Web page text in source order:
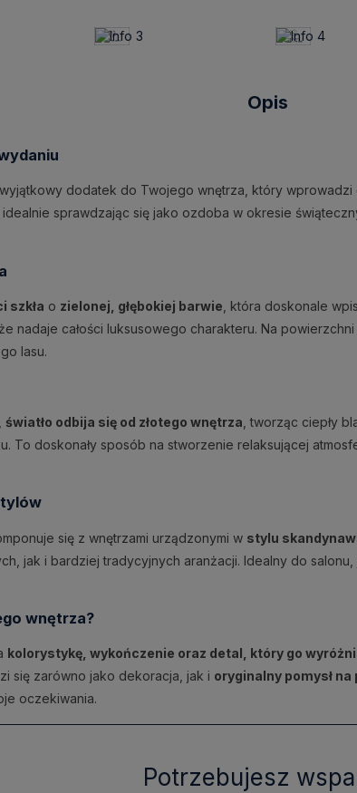
Opis
dodatek do Twojego wnętrza, który wprowadzi
, idealnie sprawdzając się jako ozdoba w okresie
szkła o zielonej, głębokiej barwie , która doskonale
nadaje całości luksusowego charakteru. Na
lasu.
światło odbija się od złotego wnętrza , tworząc ciepły
To doskonały sposób na stworzenie relaksującej
się z wnętrzami urządzonymi w stylu
jak i bardziej tradycyjnych aranżacji. Idealny do
wnętrza?
kolorystykę, wykończenie oraz detal, który go
się zarówno jako dekoracja, jak i oryginalny pomysł na
oczekiwania.
Potrzebujesz